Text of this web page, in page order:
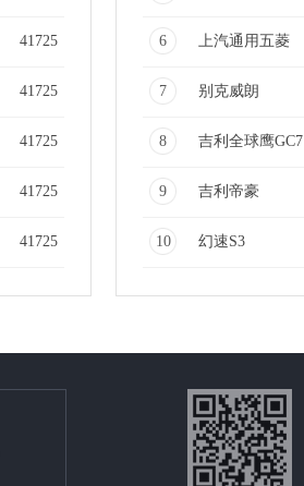
41725
41725
41725
41725
41725
6 上汽通用五菱
7 别克威朗
8 吉利全球鹰GC7
9 吉利帝豪
10 幻速S3